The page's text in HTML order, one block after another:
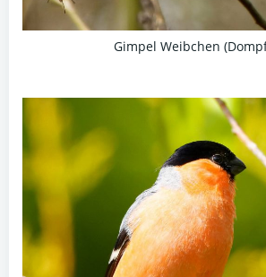
Gimpel Weibchen